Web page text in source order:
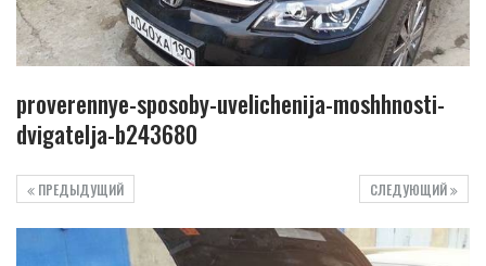
proverennye-sposoby-uvelichenija-moshhnosti-
dvigatelja-b243680
СЛЕДУЮЩИЙ
ПРЕДЫДУЩИЙ